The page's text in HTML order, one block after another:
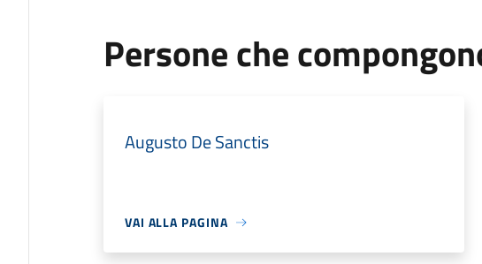
Persone che
Augusto De Sanctis
VAI ALLA PAGINA